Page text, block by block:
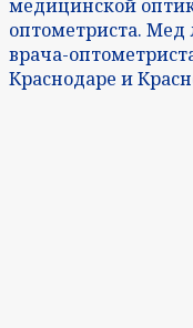
медицинской
оптометриста. Мед
врача-
Краснодаре и